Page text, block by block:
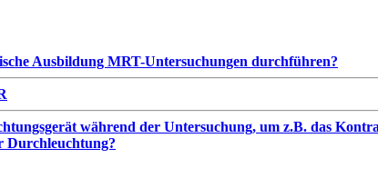
Ausbildung MRT-Untersuchungen durchführen?
während der Untersuchung, um z.B. das
Durchleuchtung?